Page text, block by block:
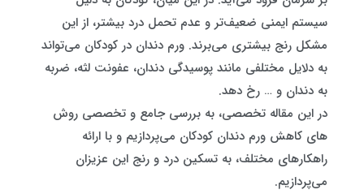
سیستم ایمنی ضعیف‌تر و عدم تحمل درد بیشتر، از این
مشکل رنج بیشتری می‌برند. ورم دندان در کودکان می‌تواند
به دلایل مختلفی مانند پوسیدگی دندان، عفونت لثه، ضربه
به دندان و … رخ دهد.
در این مقاله تخصصی، به بررسی جامع و تخصصی روش
های کاهش ورم دندان کودکان می‌پردازیم و با ارائه
راهکارهای مختلف، به تسکین درد و رنج این عزیزان
می‌پردازیم.